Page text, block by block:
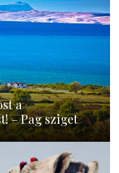
a
– Pag sziget